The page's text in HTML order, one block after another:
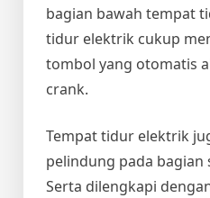
bagian bawah tempat
tidur elektrik cukup
tombol yang otomatis
crank.
Tempat tidur elektrik
pelindung pada bagian
Serta dilengkapi